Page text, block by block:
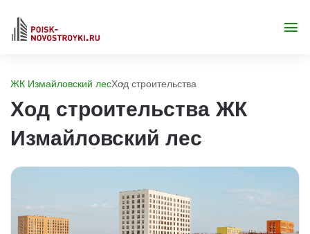
ЖК Измайловский лесХод строительства
Ход строительства ЖК
Измайловский лес